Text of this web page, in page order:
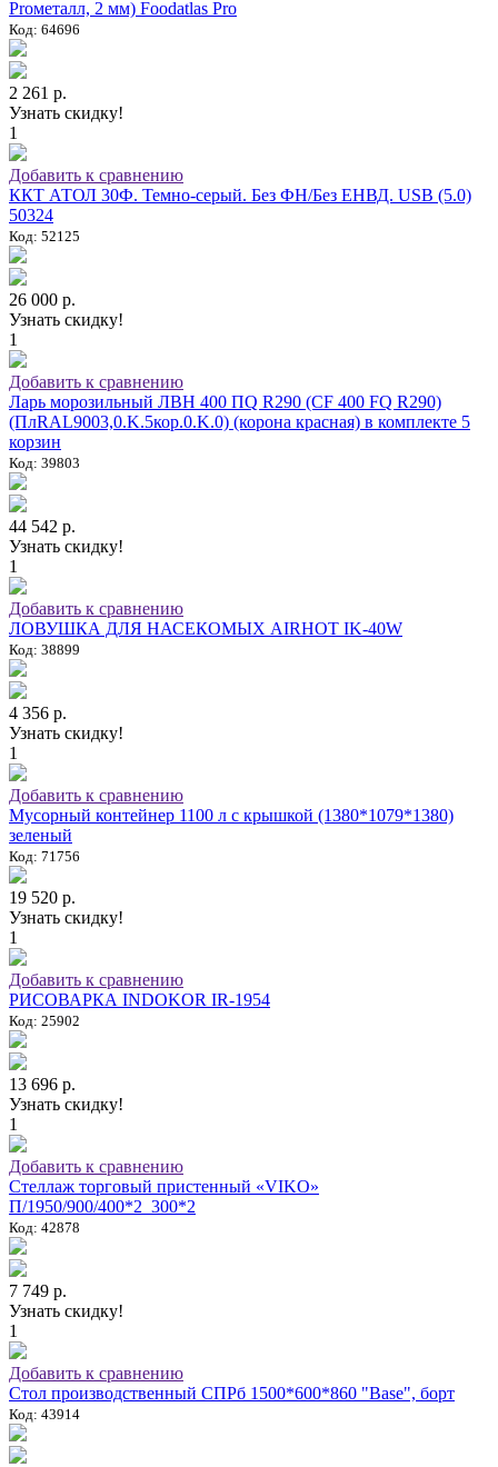
Proметалл, 2 мм) Foodatlas Pro
Код: 64696
2 261 р.
Узнать скидку!
1
Добавить к сравнению
ККТ АТОЛ 30Ф. Темно-серый. Без ФН/Без ЕНВД. USB (5.0)
50324
Код: 52125
26 000 р.
Узнать скидку!
1
Добавить к сравнению
Ларь морозильный ЛВН 400 ПQ R290 (СF 400 FQ R290)
(ПлRAL9003,0.K.5кор.0.K.0) (корона красная) в комплекте 5
корзин
Код: 39803
44 542 р.
Узнать скидку!
1
Добавить к сравнению
ЛОВУШКА ДЛЯ НАСЕКОМЫХ AIRHOT IK-40W
Код: 38899
4 356 р.
Узнать скидку!
1
Добавить к сравнению
Мусорный контейнер 1100 л с крышкой (1380*1079*1380)
зеленый
Код: 71756
19 520 р.
Узнать скидку!
1
Добавить к сравнению
РИСОВАРКА INDOKOR IR-1954
Код: 25902
13 696 р.
Узнать скидку!
1
Добавить к сравнению
Стеллаж торговый пристенный «VIKO»
П/1950/900/400*2_300*2
Код: 42878
7 749 р.
Узнать скидку!
1
Добавить к сравнению
Стол производственный СПРб 1500*600*860 "Base", борт
Код: 43914